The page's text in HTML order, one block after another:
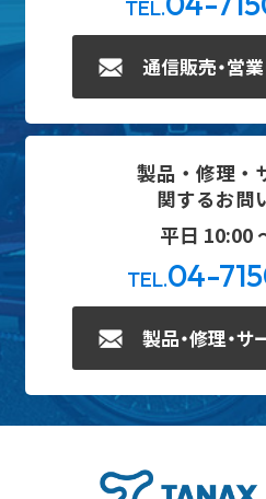
TEL.
通信販売・営
製品・修理・
関するお問
平日 10:00
TEL.04-
製品・修理・サ